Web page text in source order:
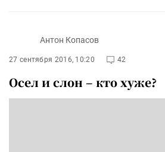
Антон Копасов
27 сентября 2016, 10:20 42
Осел и слон – кто хуже?